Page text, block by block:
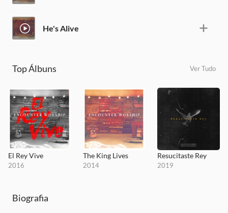
He's Alive
Top Álbuns Ver Tudo
El Rey Vive
2016
The King Lives
2014
Resucitaste Rey
2019
Biografia